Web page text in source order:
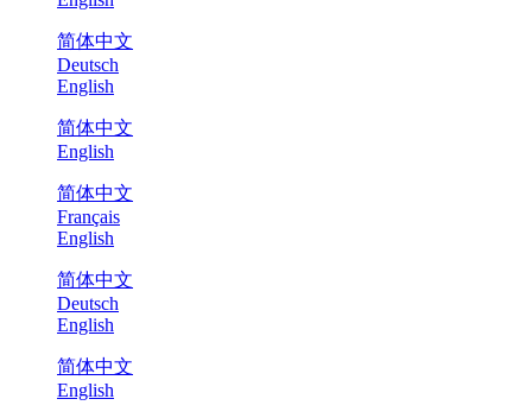
简体中文
Deutsch
English
简体中文
English
简体中文
Français
English
简体中文
Deutsch
English
简体中文
English